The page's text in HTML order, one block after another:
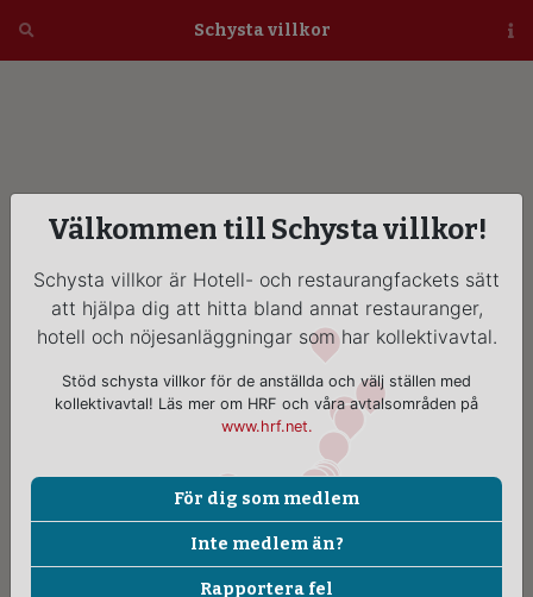
Schysta villkor
Välkommen till Schysta villkor!
Schysta villkor är Hotell- och restaurangfackets sätt
att hjälpa dig att hitta bland annat restauranger,
hotell och nöjesanläggningar som har kollektivavtal.
Stöd schysta villkor för de anställda och välj ställen med
kollektivavtal! Läs mer om HRF och våra avtalsområden på
www.hrf.net.
För dig som medlem
Inte medlem än?
Rapportera fel